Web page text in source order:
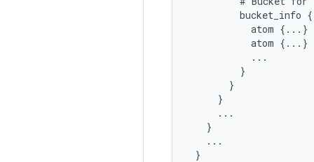
         bucket_info {
           atom {...}
           atom {...}
           ...
         }
       }
     }
     ...
   }
   ...
}